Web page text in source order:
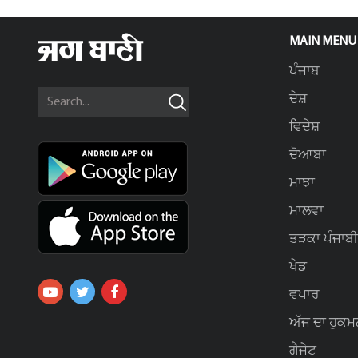
MAIN MENU
ਪੰਜਾਬ
ਦੇਸ਼
ਵਿਦੇਸ਼
ਦੋਆਬਾ
ਮਾਝਾ
ਮਾਲਵਾ
ਤੜਕਾ ਪੰਜਾਬੀ
ਖੇਡ
ਵਪਾਰ
ਅੱਜ ਦਾ
ਗੈਜੇਟ